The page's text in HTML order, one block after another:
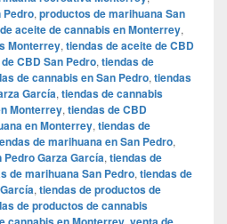
Pedro, productos de marihuana San
aceite de cannabis en Monterrey,
Monterrey, tiendas de aceite de CBD
CBD San Pedro, tiendas de
de cannabis en San Pedro, tiendas
García, tiendas de cannabis
Monterrey, tiendas de CBD
en Monterrey, tiendas de
de marihuana en San Pedro,
Garza García, tiendas de
de marihuana San Pedro, tiendas de
, tiendas de productos de
de productos de cannabis
,